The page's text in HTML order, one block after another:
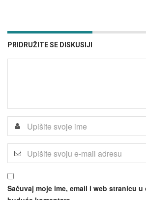
PRIDRUŽITE SE DISKUSIJI
Sačuvaj moje ime, email i web stranicu